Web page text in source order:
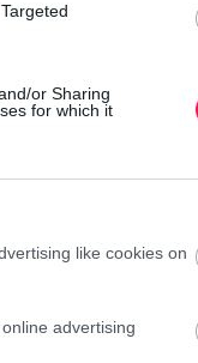
or Sharing
for which it
like cookies on
advertising